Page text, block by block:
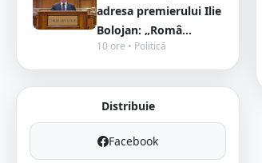
adresa premierului Ilie
Bolojan: „Româ...
10 ore • Politică
Distribuie
Facebook